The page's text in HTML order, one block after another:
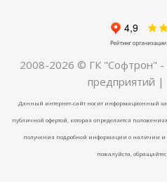
2008-2026 © ГК "Софтрон" -
предприятий |
Данный интернет-сайт носит информационный
публичной офертой, которая определяется
получения подробной информации о наличии и
пожалуйста,